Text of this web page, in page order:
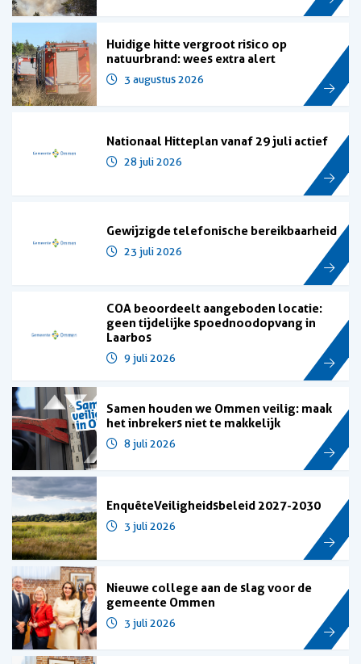
Huidige hitte vergroot risico op
natuurbrand: wees extra alert
3 augustus 2026
Nationaal Hitteplan vanaf 29 juli actief
28 juli 2026
Gewijzigde telefonische bereikbaarheid
23 juli 2026
COA beoordeelt aangeboden locatie:
geen tijdelijke spoednoodopvang in
Laarbos
9 juli 2026
Samen houden we Ommen veilig: maak
het inbrekers niet te makkelijk
8 juli 2026
Enquête Veiligheidsbeleid 2027-2030
3 juli 2026
Nieuwe college aan de slag voor de
gemeente Ommen
3 juli 2026